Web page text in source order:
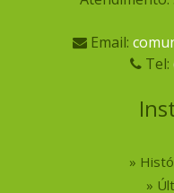
Email:
Tel: